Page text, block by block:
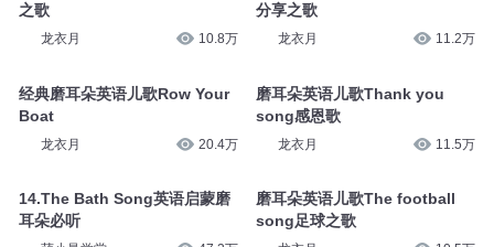
之歌
龙衣月 10.8万
经典磨耳朵英语儿歌Row Your
Boat
龙衣月 20.4万
14.The Bath Song英语启蒙磨
耳朵必听
分享之歌
龙衣月 11.2万
磨耳朵英语儿歌Thank you
song感恩歌
龙衣月 11.5万
磨耳朵英语儿歌The football
song足球之歌